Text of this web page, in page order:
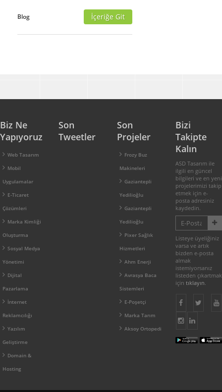
Blog İçeriğe Git
Biz Ne
Yapıyoruz
Web Tasarım
Mobil
Uygulamalar
E-Ticaret
Çözümleri
Marka Kimliği
Oluşturma
Sosyal Medya
Yönetimi
Dijital
Pazarlama
İnternet
Reklamcılığı
Yazılım
Geliştirme
Domain &
Hosting
Son
Tweetler
Son
Projeler
Frozy Buz
Makineleri
Gaziantepli
Yedilioğlu
Gaziantepli
Yedilioğlu
Pixer Sağlık
Hizmetleri
Ahm Enerji
Avrasya Baca
Sistemleri
E-Poşetçi
Marka Tarım
Aksoy Ortopedi
Bizi
Takipte
Kalın
ASD Tasarım ile
ilgili en güncel
bilgileri ve en yeni
projelerimizi takip
etmek için e-
posta adresiniz
kaydedin.
Listeye üyeliğiniz
varsa ve artık
bizden e-posta
almak
istemiyorsanız
listeden çıkartmak
için tıklayın.